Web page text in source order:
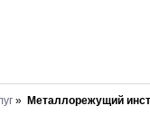
» Металлорежущий